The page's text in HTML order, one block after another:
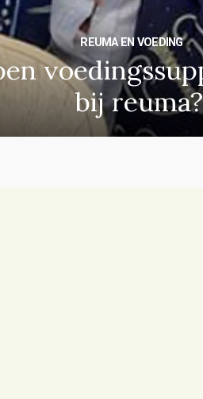
REUMA EN VOEDING
bij reuma?